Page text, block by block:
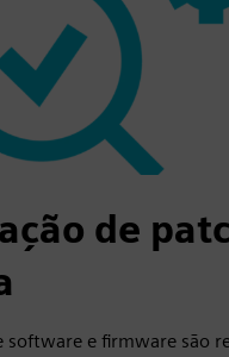
de
software e firmware são